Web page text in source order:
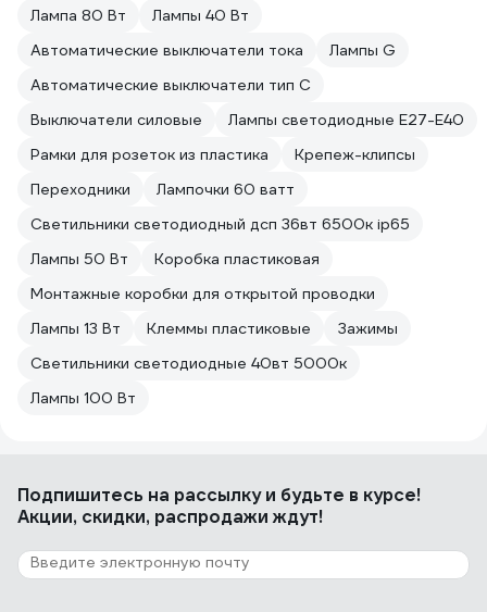
Лампа 80 Вт
Лампы 40 Вт
Автоматические выключатели тока
Лампы G
Автоматические выключатели тип C
Выключатели силовые
Лампы светодиодные E27-E40
Рамки для розеток из пластика
Крепеж-клипсы
Переходники
Лампочки 60 ватт
Светильники светодиодный дсп 36вт 6500к ip65
Лампы 50 Вт
Коробка пластиковая
Монтажные коробки для открытой проводки
Лампы 13 Вт
Клеммы пластиковые
Зажимы
Светильники светодиодные 40вт 5000к
Лампы 100 Вт
Подпишитесь на рассылкуи будьте в курсе!
Акции, скидки, распродажи ждут!